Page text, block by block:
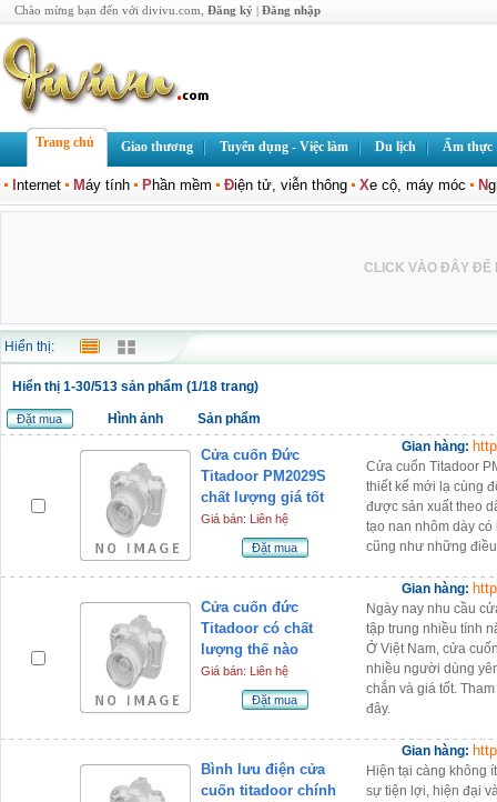
Chào mừng bạn đến với divivu.com, Đăng ký | Đăng nhập
Trang chủ Giao thương Tuyển dụng - Việc làm Du lịch Ẩm thực
nternet Máy tính Phần mềm Điện tử, viễn thông Xe cộ, máy móc N
CLICK VÀO ĐÂY ĐỂ
Hiển thị:
Hiển thị 1-30/513 sản phẩm (1/18 trang)
Đặt mua Hình ảnh Sản phẩm
Cửa cuốn Đức
Titadoor PM2029S
chất lượng giá tốt
Giá bán: Liên hệ
Đặt mua
Gian hàng:
Cửa cuốn Titadoor
thiết kế mới lạ cùng
được sản xuất theo
tạo nan nhôm dày
cũng như những
Cửa cuốn đức
Titadoor có chất
lượng thế nào
Giá bán: Liên hệ
Đặt mua
Gian hàng:
Ngày nay nhu cầu
tập trung nhiều tính
Ở Việt Nam, cửa
nhiều người dùng
chắn và giá tốt.
đây.
Bình lưu điện cửa
cuốn titadoor chính
Gian hàng:
Hiện tại càng không
sự tiện lợi, hiện đại